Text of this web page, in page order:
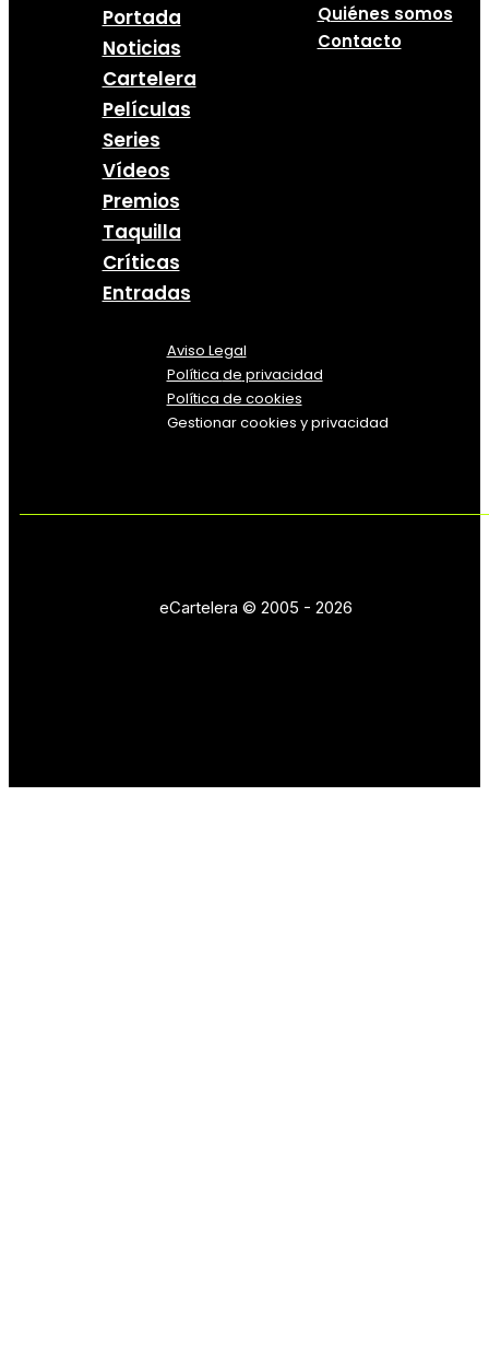
Portada
Noticias
Cartelera
Películas
Series
Vídeos
Premios
Taquilla
Críticas
Entradas
Quiénes somos
Contacto
Aviso Legal
Política de privacidad
Política de cookies
Gestionar cookies y privacidad
eCartelera © 2005 - 2026